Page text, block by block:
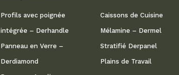
Profils avec poignée
intégrée – Derhandle
Panneau en Verre –
Derdiamond
Caissons de Cuisine
Mélamine – Dermel
Stratifié Derpanel
Plains de Travail